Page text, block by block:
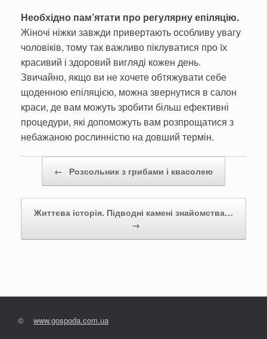
Необхідно пам’ятати про регулярну епіляцію.
Жіночі ніжки завжди привертають особливу увагу
чоловіків, тому так важливо піклуватися про їх
красивий і здоровий вигляді кожен день.
Звичайно, якщо ви не хочете обтяжувати себе
щоденною епіляцією, можна звернутися в салон
краси, де вам можуть зробити більш ефективні
процедури, які допоможуть вам розпрощатися з
небажаною рослинністю на довший термін.
← Розсольник з грибами і квасолею
Життєва історія. Підводні камені знайомства…
→
© www.gospoda.com.ua